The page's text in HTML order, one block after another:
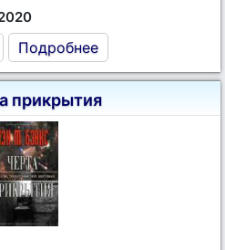
Подробнее
прикрытия